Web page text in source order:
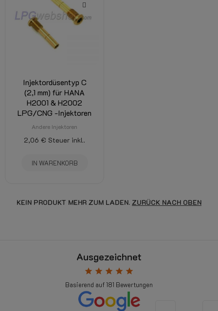
Injektordüsentyp C
(2,1 mm) für HANA
H2001 & H2002
LPG/CNG -Injektoren
Andere Injektoren
2,06 € Steuer inkl.
IN WARENKORB
KEIN PRODUKT MEHR ZUM LADEN. ZURÜCK NACH OBEN
Ausgezeichnet
star star star star star
Basierend auf181 Bewertungen